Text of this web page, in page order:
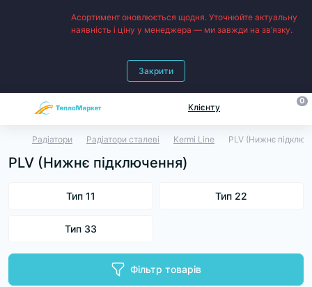
Асортимент оновлюється щодня. Уточнюйте актуальну
наявність і ціну у менеджера — ми завжди на зв’язку.
Закрити
Клієнту
0
Радіатори Радіатори сталеві Kermi Line PLV (Нижнє
PLV (Нижнє підключення)
Тип 11 Тип 22
Тип 33
Фільтр товарів